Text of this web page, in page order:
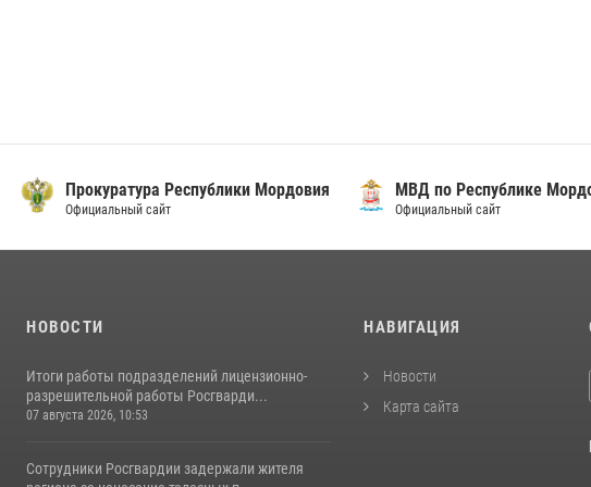
Прокуратура Республики Мордовия
Официальный сайт
МВД по Республике
Официальный сайт
НОВОСТИ
Итоги работы подразделений лицензионно-
разрешительной работы Росгварди...
07 августа 2026, 10:53
Сотрудники Росгвардии задержали жителя
НАВИГАЦИЯ
Новости
Карта сайта